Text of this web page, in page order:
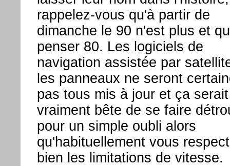
rappelez-vous qu'à partir de
dimanche le 90 n'est plus et
penser 80. Les logiciels de
navigation assistée par
les panneaux ne seront
pas tous mis à jour et ça serait
vraiment bête de se faire
pour un simple oubli alors
qu'habituellement vous
bien les limitations de vitesse.